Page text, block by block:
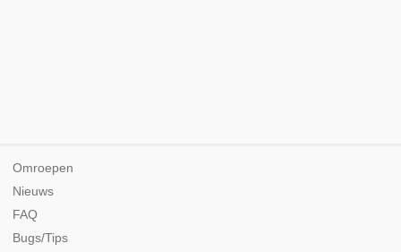
Omroepen
Nieuws
FAQ
Bugs/Tips